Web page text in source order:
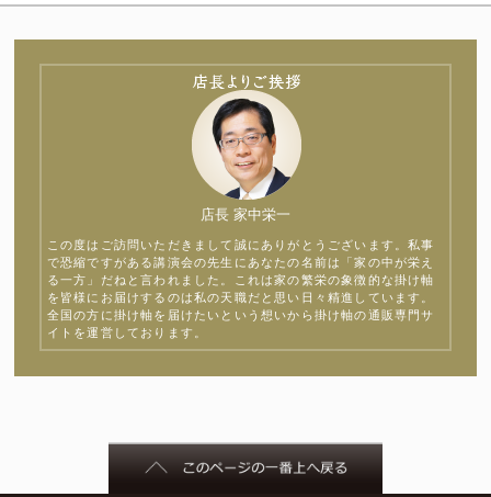
店長 家中栄一
この度はご訪問いただきまして誠にありがとうございます。私事
で恐縮ですがある講演会の先生にあなたの名前は「家の中が栄え
る一方」だねと言われました。これは家の繁栄の象徴的な掛け軸
を皆様にお届けするのは私の天職だと思い日々精進しています。
全国の方に掛け軸を届けたいという想いから掛け軸の通販専門サ
イトを運営しております。